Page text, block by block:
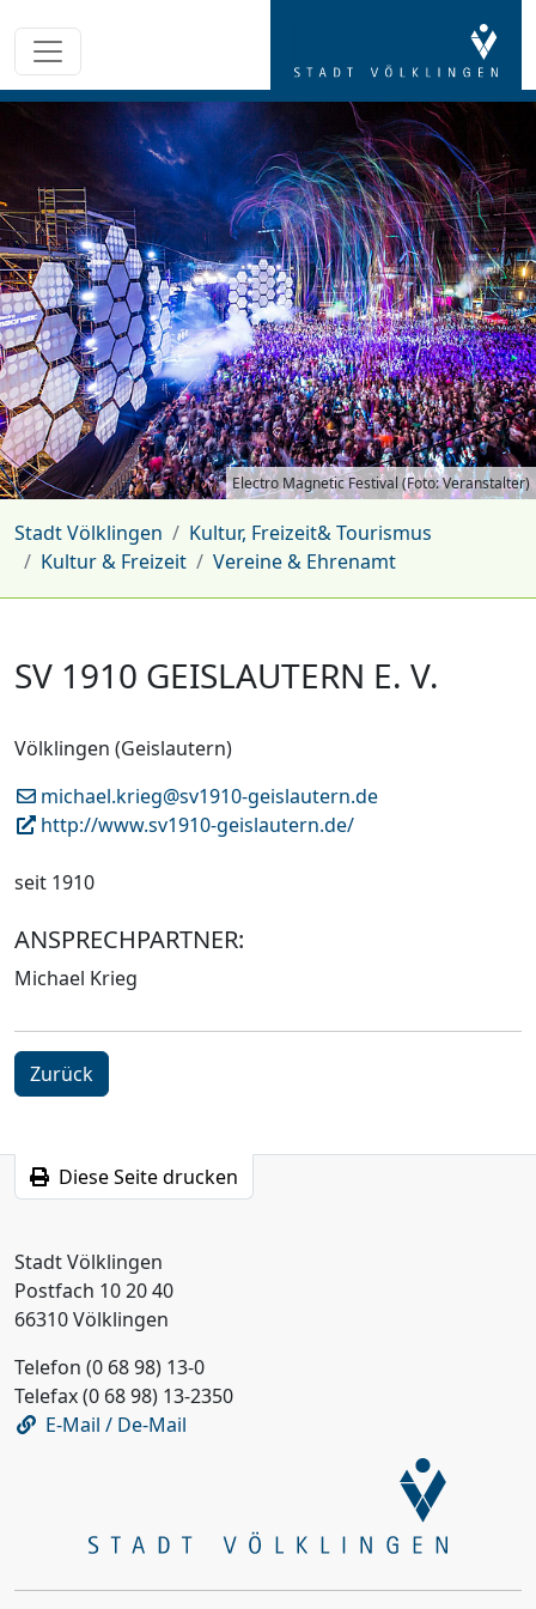
Electro Magnetic Festival (Foto: Veranstalter)
Stadt Völklingen
Kultur, Freizeit& Tourismus
Kultur & Freizeit
Vereine & Ehrenamt
SV 1910 GEISLAUTERN E. V.
Völklingen (Geislautern)
michael.krieg@sv1910-geislautern.de
http://www.sv1910-geislautern.de/
seit 1910
ANSPRECHPARTNER:
Michael Krieg
Zurück
Diese Seite drucken
Stadt Völklingen
Postfach 10 20 40
66310 Völklingen
Telefon (0 68 98) 13-0
Telefax (0 68 98) 13-2350
E-Mail / De-Mail